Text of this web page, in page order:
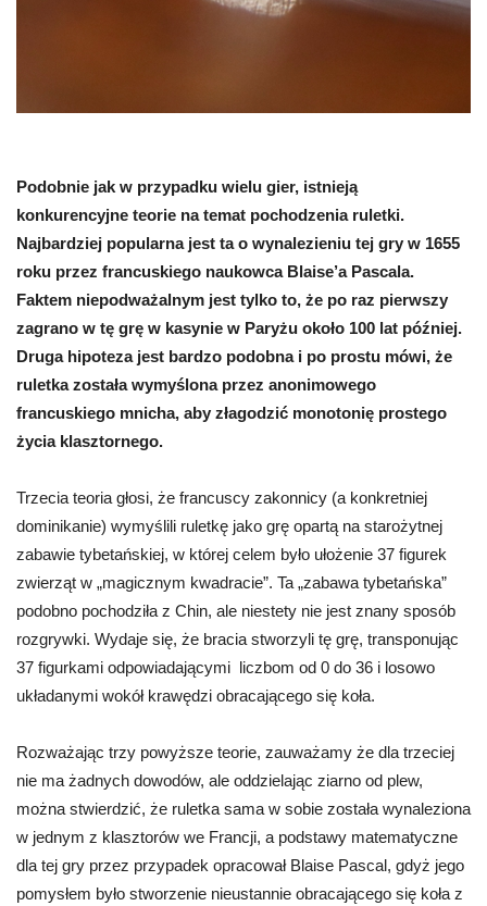
Podobnie jak w przypadku wielu gier, istnieją
konkurencyjne teorie na temat pochodzenia ruletki.
Najbardziej popularna jest ta o wynalezieniu tej gry w 1655
roku przez francuskiego naukowca Blaise’a Pascala.
Faktem niepodważalnym jest tylko to, że po raz pierwszy
zagrano w tę grę w kasynie w Paryżu około 100 lat później.
Druga hipoteza jest bardzo podobna i po prostu mówi, że
ruletka została wymyślona przez anonimowego
francuskiego mnicha, aby złagodzić monotonię prostego
życia klasztornego.
Trzecia teoria głosi, że francuscy zakonnicy (a konkretniej
dominikanie) wymyślili ruletkę jako grę opartą na starożytnej
zabawie tybetańskiej, w której celem było ułożenie 37 figurek
zwierząt w „magicznym kwadracie”. Ta „zabawa tybetańska”
podobno pochodziła z Chin, ale niestety nie jest znany sposób
rozgrywki. Wydaje się, że bracia stworzyli tę grę, transponując
37 figurkami odpowiadającymi liczbom od 0 do 36 i losowo
układanymi wokół krawędzi obracającego się koła.
Rozważając trzy powyższe teorie, zauważamy że dla trzeciej
nie ma żadnych dowodów, ale oddzielając ziarno od plew,
można stwierdzić, że ruletka sama w sobie została wynaleziona
w jednym z klasztorów we Francji, a podstawy matematyczne
dla tej gry przez przypadek opracował Blaise Pascal, gdyż jego
pomysłem było stworzenie nieustannie obracającego się koła z